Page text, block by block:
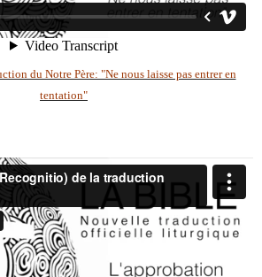
du Notre Père: "Ne nous laisse pas entrer en
tentation"